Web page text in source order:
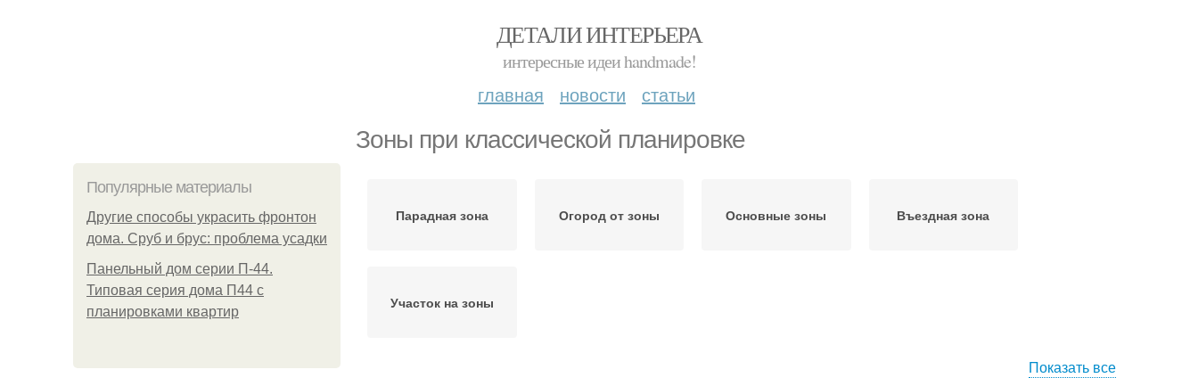
ДЕТАЛИ ИНТЕРЬЕРА
интересные идеи handmade!
главная новости статьи
Зоны при классической планировке
Популярные материалы
Другие способы украсить фронтон
дома. Сруб и брус: проблема усадки
Панельный дом серии П-44.
Типовая серия дома П44 с
планировками квартир
Парадная зона Огород от зоны Основные зоны Въездная зона
Участок на зоны
Показать все